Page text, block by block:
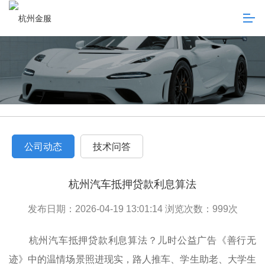
公司动态 技术问答
杭州汽车抵押贷款利息算法
发布日期：2026-04-19 13:01:14 浏览次数： 999次
杭州汽车抵押贷款利息算法？儿时公益广告《善行无
迹》中的温情场景照进现实，路人推车、学生助老、大学生